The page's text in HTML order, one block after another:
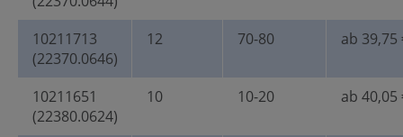
10211713
(22370.0646)
12 70-80 ab 39,75
10211651
(22380.0624)
10 10-20 ab 40,05